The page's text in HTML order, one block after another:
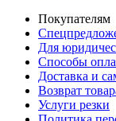
Покупателям
Для
Способы
Доставка и
Возврат
Услуги резки